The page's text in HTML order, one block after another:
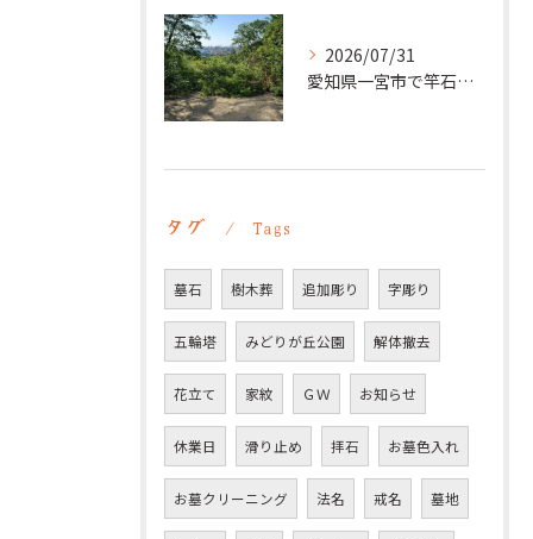
2026/07/31
愛知県一宮市で竿石への追加彫刻｜彫刻本舗
タグ Tags
墓石 樹木葬 追加彫り 字彫り
五輪塔 みどりが丘公園 解体撤去
花立て 家紋 ＧＷ お知らせ
休業日 滑り止め 拝石 お墓色入れ
お墓クリーニング 法名 戒名 墓地